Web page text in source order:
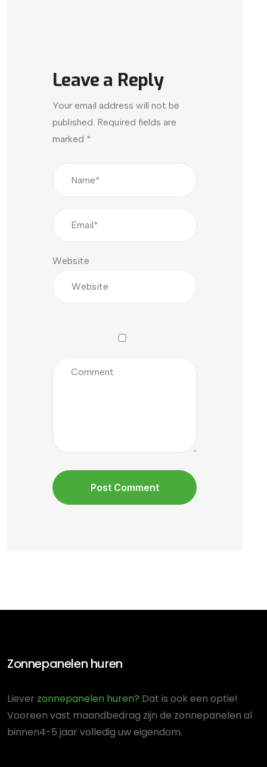
Leave a Reply
Your email address will not be
published. Required fields are
marked *
Website
Zonnepanelen huren
Liever zonnepanelen huren? Dat is ook een optie!
Vooreen vast maandbedrag zijn de zonnepanelen al
binnen4-5 jaar volledig uw eigendom.